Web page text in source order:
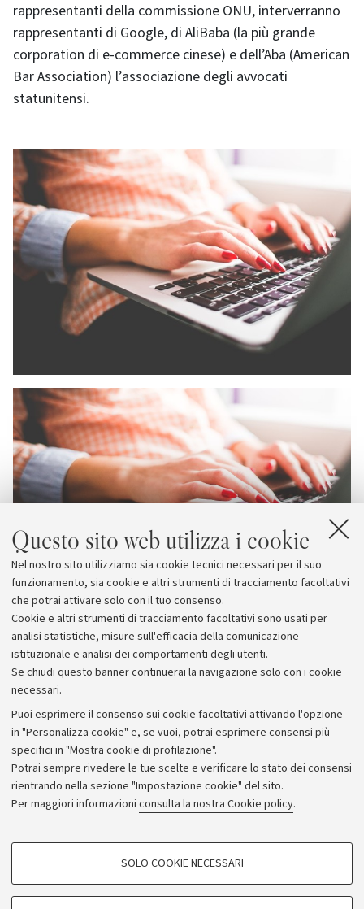
Questo sito web utilizza i cookie
Nel nostro sito utilizziamo sia cookie tecnici necessari per il suo
funzionamento, sia cookie e altri strumenti di tracciamento facoltativi
che potrai attivare solo con il tuo consenso.
Cookie e altri strumenti di tracciamento facoltativi sono usati per
analisi statistiche, misure sull'efficacia della comunicazione
istituzionale e analisi dei comportamenti degli utenti.
Se chiudi questo banner continuerai la navigazione solo con i cookie
necessari.
Puoi esprimere il consenso sui cookie facoltativi attivando l'opzione
in "Personalizza cookie" e, se vuoi, potrai esprimere consensi più
specifici in "Mostra cookie di profilazione".
Potrai sempre rivedere le tue scelte e verificare lo stato dei consensi
rientrando nella sezione "Impostazione cookie" del sito.
Per maggiori informazioni consulta la nostra Cookie policy.
COOKIE DI PROFILAZIONE - FACOLTATIVI
SOLO COOKIE NECESSARI
rappresentanti della commissione ONU, interverranno
rappresentanti di Google, di AliBaba (la più grande
corporation di e-commerce cinese) e dell’Aba (American
Bar Association) l’associazione degli avvocati
statunitensi.
Archivio
Comunicati stampa
Redazione
Rassegna stampa